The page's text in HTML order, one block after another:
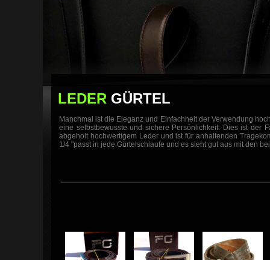
LEDER GÜRTEL
Manchmal ist die Eleganz und Einfachheit der Verwendung
eine selbstbewusste und sichere Persönlichkeit. Dies ist der
abgeholt hochwertigem Leder und ist für anhaltenden
1/4 "passt in jede Gürtelschlaufe und es sieht gut aus mit den